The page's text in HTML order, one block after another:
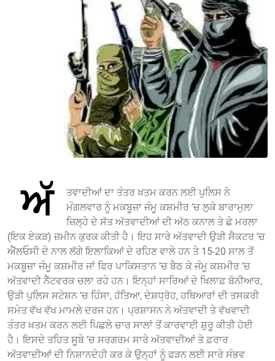
ਅੱ
ਤਵਾਦੀਆਂ ਦਾ ਤੰਤਰ ਖ਼ਤਮ ਕਰਨ ਲਈ ਪੁਲਿਸ ਨੇ
ਮੰਗਲਵਾਰ ਨੂੰ ਮਕਬੂਜ਼ਾ ਜੰਮੂ ਕਸ਼ਮੀਰ ’ਚ ਲੁਕੇ ਬਾਰਾਮੁਲਾ
ਜ਼ਿਲ੍ਹੇ ਦੇ ਸੱਤ ਅੱਤਵਾਦੀਆਂ ਦੀ ਅੱਠ ਕਨਾਲ ਤੇ ਛੇ ਮਰਲਾ
(ਇਕ ਏਕੜ) ਜ਼ਮੀਨ ਕੁਰਕ ਕੀਤੀ ਹੈ। ਇਹ ਸਾਰੇ ਅੱਤਵਾਦੀ ਉੜੀ ਸੈਕਟਰ ’ਚ
ਐੱਲਓਸੀ ਦੇ ਨਾਲ ਲੱਗੇ ਇਲਾਕਿਆਂ ਦੇ ਰਹਿਣ ਵਾਲੇ ਹਨ ਤੇ 15-20 ਸਾਲ ਤੋਂ
ਮਕਬੂਜ਼ਾ ਜੰਮੂ ਕਸ਼ਮੀਰ ਜਾਂ ਫਿਰ ਪਾਕਿਸਤਾਨ ’ਚ ਬੈਠ ਕੇ ਜੰਮੂ ਕਸ਼ਮੀਰ ’ਚ
ਅੱਤਵਾਦੀ ਨੈੱਟਵਰਕ ਚਲਾ ਰਹੇ ਹਨ। ਇਨ੍ਹਾਂ ਸਾਰਿਆਂ ਦੇ ਖਿਲਾਫ਼ ਬੋਨੀਆਰ,
ਉੜੀ ਪੁਲਿਸ ਸਟੇਸ਼ਨ ’ਚ ਹਿੰਸਾ, ਹੱਤਿਆ, ਦੇਸ਼ਧ੍ਰੋਹ, ਹਥਿਆਰਾਂ ਦੀ ਤਸਕਰੀ
ਸਮੇਤ ਵੱਖ ਵੱਖ ਮਾਮਲੇ ਦਰਜ ਹਨ। ਪ੍ਰਸ਼ਾਸਨ ਨੇ ਅੱਤਵਾਦੀ ਤੇ ਵੱਖਵਾਦੀ
ਤੰਤਰ ਖ਼ਤਮ ਕਰਨ ਲਈ ਪਿਛਲੇ ਚਾਰ ਸਾਲਾਂ ਤੋਂ ਕਾਰਵਾਈ ਸ਼ੁਰੂ ਕੀਤੀ ਹੋਈ
ਹੈ। ਇਸਦੇ ਤਹਿਤ ਸੂਬੇ ’ਚ ਸਰਗਰਮ ਸਾਰੇ ਅੱਤਵਾਦੀਆਂ ਤੇ ਫ਼ਰਾਰ
ਅੱਤਵਾਦੀਆਂ ਦੀ ਨਿਸ਼ਾਨਦੇਹੀ ਕਰ ਕੇ ਉਨ੍ਹਾਂ ਨੂੰ ਫੜਨ ਲਈ ਸਾਰੇ ਸੰਭਵ